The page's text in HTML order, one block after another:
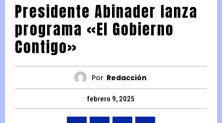
Presidente Abinader lanza
programa «El Gobierno
Contigo»
Por Redacción
febrero 9, 2025